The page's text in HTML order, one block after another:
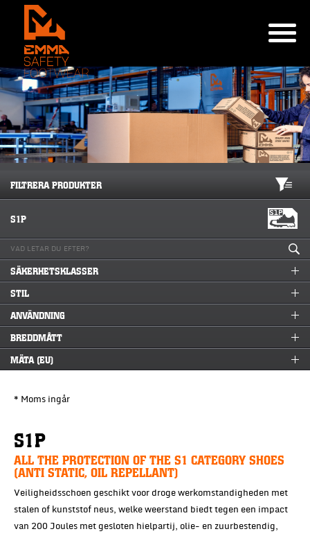
FILTRERA PRODUKTER
S1P
SÄKERHETSKLASSER
STIL
ANVÄNDNING
BREDDMÅTT
MÄTA (EU)
* Moms ingår
S1P
ALL THE PROTECTION OF THE S1 CATEGORY SHOES
(ANTI STATIC, OIL REPELLANT)
Veiligheidsschoen geschikt voor droge werkomstandigheden met
stalen of kunststof neus, welke weerstand biedt tegen een impact
van 200 Joules met gesloten hielpartij, olie- en zuurbestendig,